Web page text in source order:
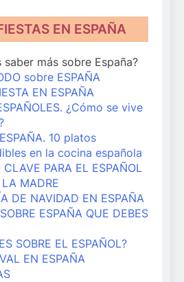
EN ESPAÑA
saber más sobre España?
sobre ESPAÑA
EN ESPAÑA
¿Cómo se vive
10 platos
en la cocina española
PARA EL ESPAÑOL
MADRE
DE NAVIDAD EN ESPAÑA
ESPAÑA QUE DEBES
SOBRE EL ESPAÑOL?
EN ESPAÑA